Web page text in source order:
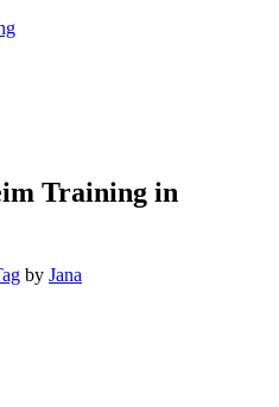
Training in
by Jana